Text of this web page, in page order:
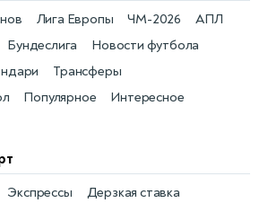
Новости футбола
Лига Европы
Трансферы
ЧМ-2026 АПЛ
Популярное Интересное
Бундеслига
Экспрессы Дерзкая ставка